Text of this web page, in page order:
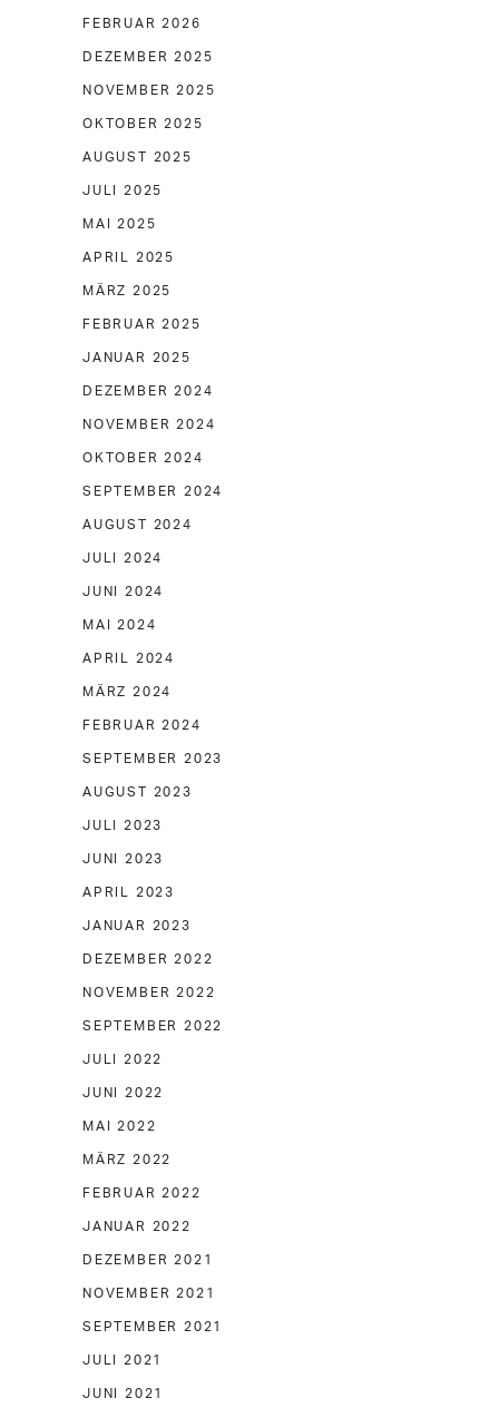
FEBRUAR 2026
DEZEMBER 2025
NOVEMBER 2025
OKTOBER 2025
AUGUST 2025
JULI 2025
MAI 2025
APRIL 2025
MÄRZ 2025
FEBRUAR 2025
JANUAR 2025
DEZEMBER 2024
NOVEMBER 2024
OKTOBER 2024
SEPTEMBER 2024
AUGUST 2024
JULI 2024
JUNI 2024
MAI 2024
APRIL 2024
MÄRZ 2024
FEBRUAR 2024
SEPTEMBER 2023
AUGUST 2023
JULI 2023
JUNI 2023
APRIL 2023
JANUAR 2023
DEZEMBER 2022
NOVEMBER 2022
SEPTEMBER 2022
JULI 2022
JUNI 2022
MAI 2022
MÄRZ 2022
FEBRUAR 2022
JANUAR 2022
DEZEMBER 2021
NOVEMBER 2021
SEPTEMBER 2021
JULI 2021
JUNI 2021